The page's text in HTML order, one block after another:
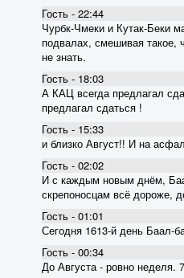
Гость - 22:44
Чурбк-Чмеки и Кутак-Беки
подвалах, смешивая такое,
не знать.
Гость - 18:03
А КАЦ всегда предлагал
предлагал сдаться !
Гость - 15:33
и близко Август!! И на
Гость - 02:02
И с каждым новым днём,
скрепоносцам всё дороже,
Гость - 01:01
Сегодня 1613-й день Баал-
Гость - 00:34
До Августа - ровно неделя.